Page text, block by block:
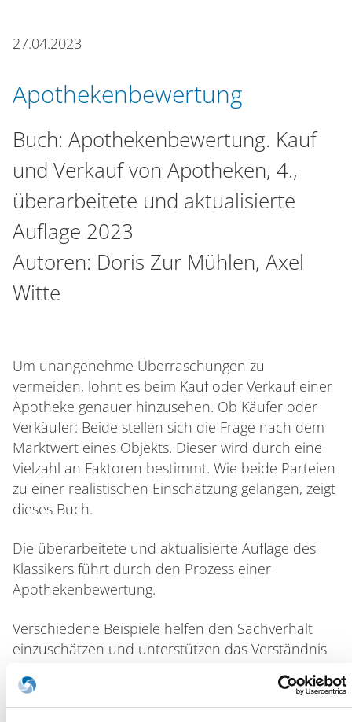
27.04.2023
Apothekenbewertung
Buch: Apothekenbewertung. Kauf
und Verkauf von Apotheken, 4.,
überarbeitete und aktualisierte
Auflage 2023
Autoren: Doris Zur Mühlen, Axel
Witte
Um unangenehme Überraschungen zu
vermeiden, lohnt es beim Kauf oder Verkauf einer
Apotheke genauer hinzusehen. Ob Käufer oder
Verkäufer: Beide stellen sich die Frage nach dem
Marktwert eines Objekts. Dieser wird durch eine
Vielzahl an Faktoren bestimmt. Wie beide Parteien
zu einer realistischen Einschätzung gelangen, zeigt
dieses Buch.
Die überarbeitete und aktualisierte Auflage des
Klassikers führt durch den Prozess einer
Apothekenbewertung.
Verschiedene Beispiele helfen den Sachverhalt
einzuschätzen und unterstützen das Verständnis
eines branchenerfahrenen Beraters durchgeführt
wird.